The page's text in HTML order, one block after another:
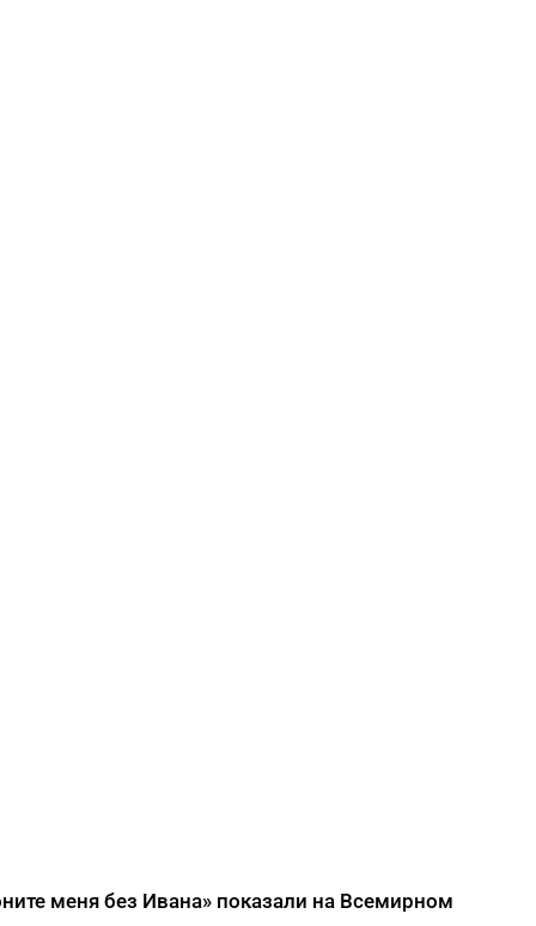
меня без Ивана» показали на Всемирном